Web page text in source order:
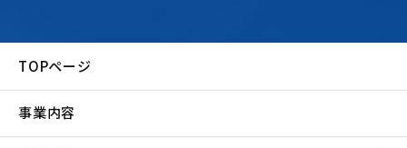
TOPページ
事業内容